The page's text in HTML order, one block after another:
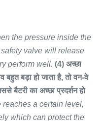
the pressure inside the
valve will release
perform well. (4) अच्छा
बहुत बड़ा हो जाता है, तो वन-वे
बैटरी का अच्छा प्रदर्शन हो
a certain level,
which can protect the